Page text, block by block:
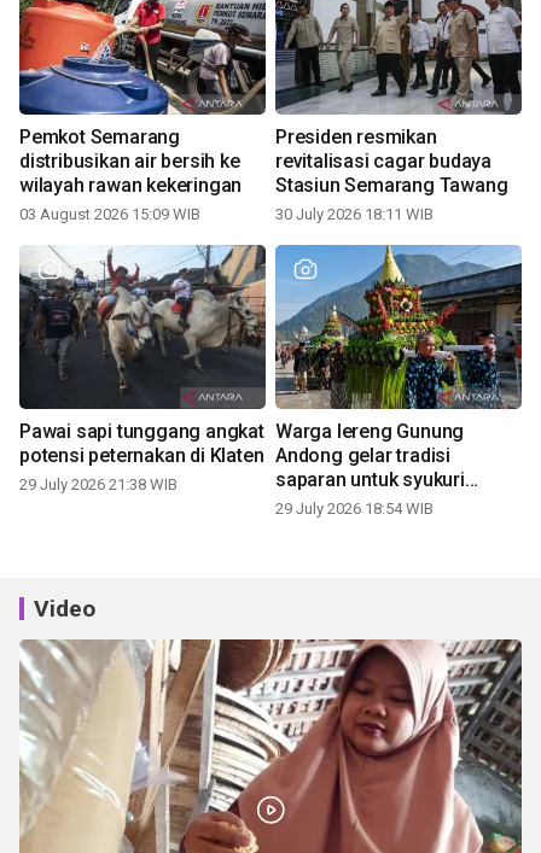
Pemkot Semarang
distribusikan air bersih ke
wilayah rawan kekeringan
03 August 2026 15:09 WIB
Presiden resmikan
revitalisasi cagar budaya
Stasiun Semarang Tawang
30 July 2026 18:11 WIB
Pawai sapi tunggang angkat
potensi peternakan di Klaten
29 July 2026 21:38 WIB
Warga lereng Gunung
Andong gelar tradisi
saparan untuk syukuri
panen
29 July 2026 18:54 WIB
Video